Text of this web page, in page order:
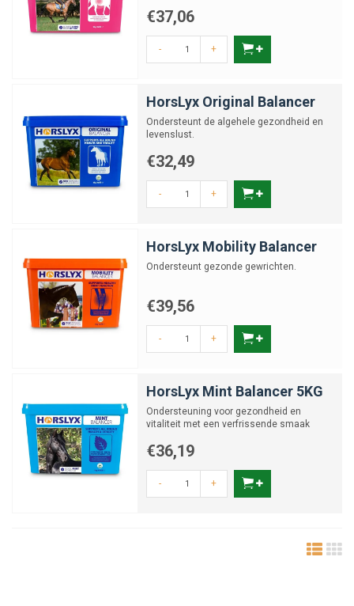
€37,06
- +
HorsLyx Original Balancer
Ondersteunt de algehele gezondheid en
levenslust.
€32,49
- +
HorsLyx Mobility Balancer
Ondersteunt gezonde gewrichten.
€39,56
- +
HorsLyx Mint Balancer 5KG
Ondersteuning voor gezondheid en
vitaliteit met een verfrissende smaak
€36,19
- +